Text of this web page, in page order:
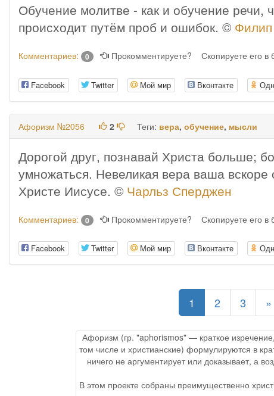
Обучение молитве - как и обучение речи,
происходит путём проб и ошибок. ©
Комментариев: 0 Прокомментируете? Скопируете его
Facebook Twitter Мой мир Вконтакте
Афоризм №2056 2 Теги: вера, обучение, мысли
Дорогой друг, познавай Христа больше;
умножаться. Невеликая вера ваша
Христе Иисусе. © Чарльз Сперджен
Комментариев: 0 Прокомментируете? Скопируете его
Facebook Twitter Мой мир Вконтакте
1 (current)
2 3 »
Афоризм (гр. "aphorismos" — краткое
том числе и христианские) формулируются в
ничего не аргументирует или доказывает, а
В этом проекте собраны преимущественно